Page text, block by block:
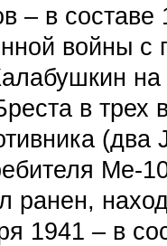
– в
войны с
в трех
(два
Ме-
ранен,
1941 – в